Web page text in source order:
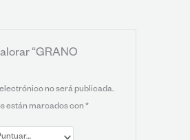
“GRANO
no será publicada.
están marcados con *